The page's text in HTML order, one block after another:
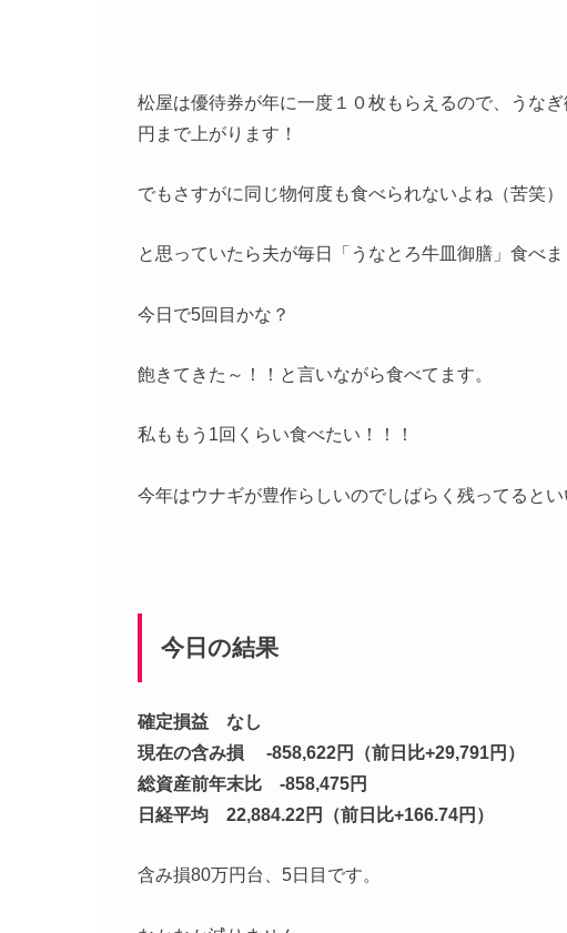
松屋は優待券が年に一度１０枚もらえるので、うな
円まで上がります！
でもさすがに同じ物何度も食べられないよね（苦笑）
と思っていたら夫が毎日「うなとろ牛皿御膳」食べま
今日で5回目かな？
飽きてきた～！！と言いながら食べてます。
私ももう1回くらい食べたい！！！
今年はウナギが豊作らしいのでしばらく残ってるとい
今日の結果
確定損益 なし
現在の含み損 -858,622円（前日比+29,791円）
総資産前年末比 -858,475円
日経平均 22,884.22円（前日比+166.74円）
含み損80万円台、5日目です。